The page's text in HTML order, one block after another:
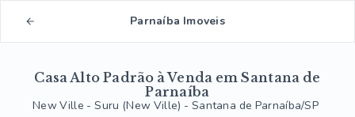
Parnaíba Imoveis
Casa Alto Padrão à Venda em Santana de
Parnaíba
New Ville -Suru (New Ville) - Santana de Parnaíba/SP